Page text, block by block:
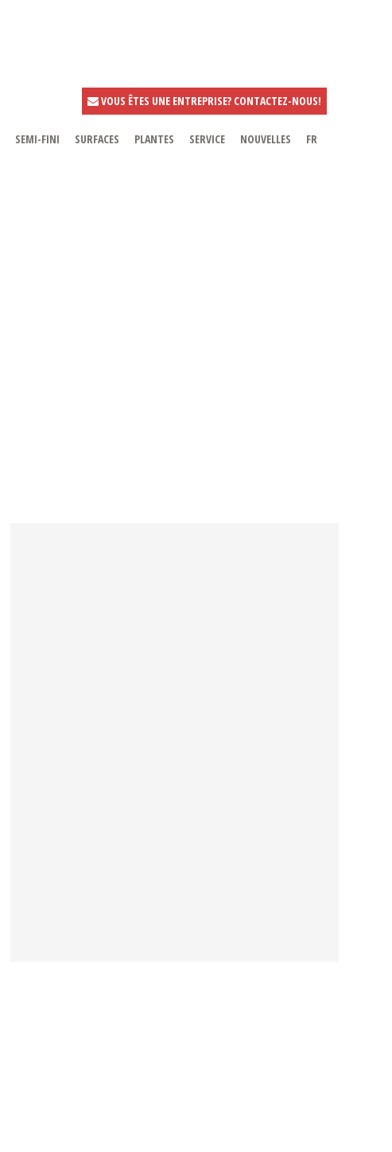
VOUS ÊTES UNE ENTREPRISE? CONTACTEZ-NOUS!
SEMI-FINI SURFACES PLANTES SERVICE NOUVELLES FR